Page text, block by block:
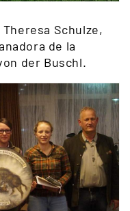
Schulze,
de la
der Buschl.